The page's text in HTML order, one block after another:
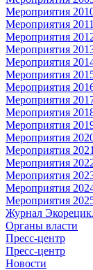
Мероприятия
Мероприятия
Мероприятия
Мероприятия
Мероприятия
Мероприятия
Мероприятия
Мероприятия
Мероприятия
Мероприятия
Мероприятия
Мероприятия
Мероприятия
Мероприятия
Мероприятия
Мероприятия
Журнал
Органы власти
Пресс-центр
Пресс-центр
Новости